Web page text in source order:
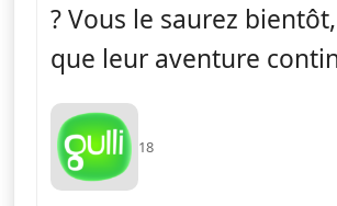
? Vous le saurez
que leur aventure
18